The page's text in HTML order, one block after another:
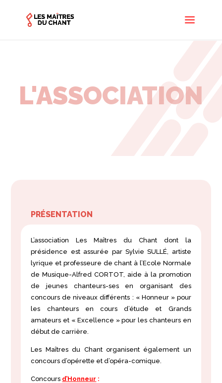
L'ASSOCIATION
PRÉSENTATION
L’association Les Maîtres du Chant dont la
présidence est assurée par Sylvie SULLÉ, artiste
lyrique et professeure de chant à l’Ecole Normale
de Musique-Alfred CORTOT, aide àla promotion
de jeunes chanteurs-ses en organisant des
concours de niveaux différents : « Honneur » pour
les chanteurs en cours d’étude et Grands
amateurs et « Excellence » pour les chanteurs en
début de carrière.
Les Maîtres du Chant organisent également un
concours d’opérette et d’opéra-comique.
Concours d’Honneur :